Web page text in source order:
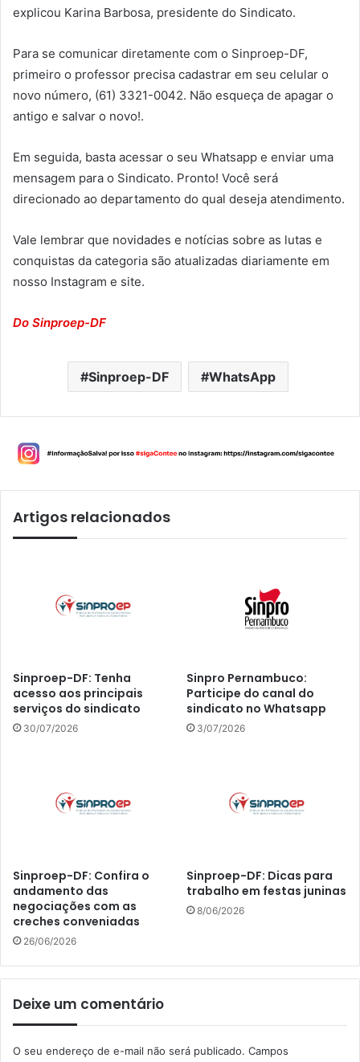
explicou Karina Barbosa, presidente do Sindicato.
Para se comunicar diretamente com o Sinproep-DF,
primeiro o professor precisa cadastrar em seu celular o
novo número, (61) 3321-0042. Não esqueça de apagar o
antigo e salvar o novo!.
Em seguida, basta acessar o seu Whatsapp e enviar uma
mensagem para o Sindicato. Pronto! Você será
direcionado ao departamento do qual deseja atendimento.
Vale lembrar que novidades e notícias sobre as lutas e
conquistas da categoria são atualizadas diariamente em
nosso Instagram e site.
Do Sinproep-DF
Sinproep-DF WhatsApp
Artigos relacionados
Sinproep-DF: Tenha
acesso aos principais
serviços do sindicato
30/07/2026
Sinpro Pernambuco:
Participe do canal do
sindicato no Whatsapp
3/07/2026
Sinproep-DF: Confira o
andamento das
negociações com as
creches conveniadas
26/06/2026
Sinproep-DF: Dicas para
trabalho em festas juninas
8/06/2026
Deixe um comentário
O seu endereço de e-mail não será publicado. Campos